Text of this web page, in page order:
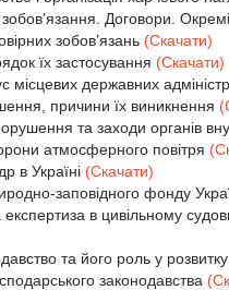
Договори.
зобов’язань (Скачати)
їх застосування (Скачати)
місцевих державних
причини їх виникнення
та заходи органів
атмосферного повітря
в Україні (Скачати)
заповідного фонду
в цивільному
та його роль у
законодавства